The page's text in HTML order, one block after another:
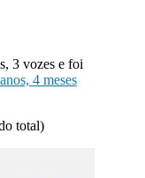
3 vozes e foi
4 meses
total)